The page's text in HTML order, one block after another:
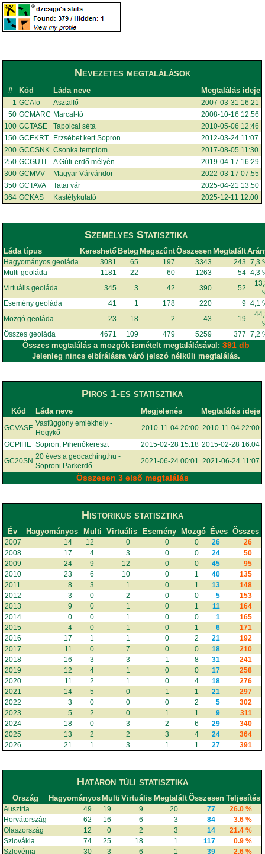
Nevezetes megtalálások
# Kód Láda neve Megtalálás ideje
1 GCAfo Asztalfő
2007-03-31 16:21
50 GCMARC Marcal-tó
2008-10-16 12:56
100 GCTASE Tapolcai séta
2010-05-06 12:46
150 GCEKRT Erzsébet kert Sopron
2012-03-24 11:07
200 GCCSNK Csonka templom
2017-08-05 11:30
250 GCGUTI A Gúti-erdő mélyén
2019-04-17 16:29
300 GCMVV Magyar Várvándor
2022-03-17 07:55
350 GCTAVA Tatai vár
2025-04-21 13:50
364 GCKAS Kastélykutató 2025-12-11 12:00
Személyes Statisztika
Láda típus Kereshető Beteg MegszűntÖsszesen Megtalált
Hagyományos geoláda 3081 65 197 3343 243
7,3
Multi geoláda
1181 22 60 1263 54 4,3
Virtuális geoláda
345 3 42 390 52
Esemény geoláda
41 1 178 220 9 4,1
Mozgó geoláda
23 18 2 43 19
Összes geoláda
4671 109 479 5259 377 7,2
Összes megtalálás a mozgók ismételt megtalálásával:391 db
Jelenleg nincs elbírálásra váró jelszó nélküli megtalálás.
Piros 1-es statisztika
Kód Láda neve Megjelenés Megtalálás ideje
GCVASF
Vasfüggöny emlékhely -
Hegykő
2010-11-04 20:00 2010-11-04 22:00
GCPIHE Sopron, Pihenőkereszt 2015-02-28 15:18 2015-02-28 16:04
GC20SN
20 éves a geocaching.hu -
Soproni Parkerdő
2021-06-24 00:01 2021-06-24 11:07
Összesen 3 első megtalálás
Historikus statisztika
Év Hagyományos Multi Virtuális Esemény Mozgó Éves Összes
2007 14 12 0 0 0 26
26
2008
17 4 3 0 0 24
50
2009
24 9 12 0 0 45
95
2010
23 6 10 0 1 40
135
2011
8 3 1 0 1 13
148
2012
3 0 2 0 0 5
153
2013
9 0 1 0 1 11
164
2014
0 0 1 0 0 1
165
2015
4 0 1 0 1 6
171
2016
17 1 1 0 2 21
192
2017
11 0 7 0 0 18
210
2018
16 3 3 1 8 31
241
2019
12 4 1 0 0 17
258
2020
11 2 1 0 4 18
276
2021
14 5 0 1 1 21
297
2022
3 0 0 0 2 5
302
2023
5 2 0 1 1 9
311
2024
18 0 3 2 6 29
340
2025
13 2 2 3 4 24
364
2026
21 1 3 1 1 27 391
Határon túli statisztika
Ország Hagyományos Multi Virtuális Megtalált Összesen Teljesítés
Ausztria 49 19 9 20 77
26.0 %
Horvátország
62 16 6 3 84
3.6 %
Olaszország
12 0 2 3 14
21.4 %
Szlovákia
74 25 18 1 117
0.9 %
Szlovénia
30 3 6 1 39 2.6 %